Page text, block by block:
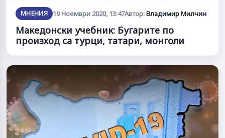
МНЕНИЯ 19 Ноември 2020, 13:47Автор:Владимир Милчин
Македонски учебник: Бугарите по
произход са турци, татари, монголи